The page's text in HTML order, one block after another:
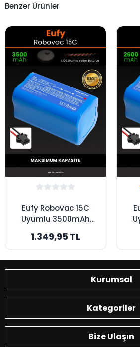
Benzer Ürünler
Eufy Robovac 15C
Uyumlu 3500mAh
Bataryası -
Maksimum Kapasite
1.349,95 TL
Kurumsal
Kategoriler
Bize Ulaşın